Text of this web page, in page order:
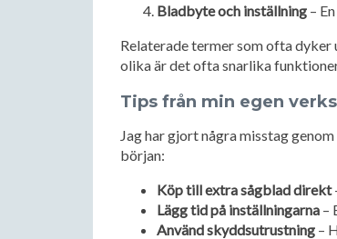
Bladbyte och inställning –
Relaterade termer som ofta dyker
olika är det ofta snarlika
Tips från min egen
Jag har gjort några misstag
början:
Köp till extra sågblad direkt
Lägg tid på inställningarna –
Använd skyddsutrustning –